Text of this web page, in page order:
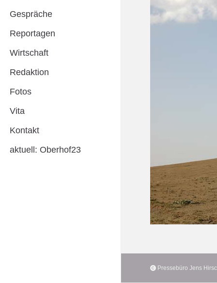
Gespräche
Reportagen
Wirtschaft
Redaktion
Fotos
Vita
Kontakt
aktuell: Oberhof23
Pressebüro Jens